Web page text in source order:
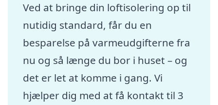
Ved at bringe din loftisolering op til
nutidig standard, får du en
besparelse på varmeudgifterne fra
nu og så længe du bor i huset – og
det er let at komme i gang. Vi
hjælper dig med at få kontakt til 3